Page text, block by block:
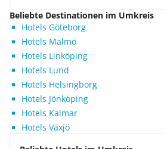
Beliebte Destinationen im Umkreis
Hotels Göteborg
Hotels Malmö
Hotels Linköping
Hotels Lund
Hotels Helsingborg
Hotels Jönköping
Hotels Kalmar
Hotels Växjö